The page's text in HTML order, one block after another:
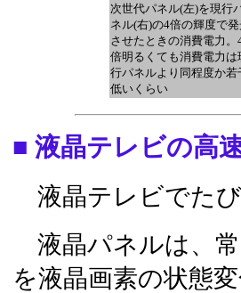
次世代パネル(左)を現行
ネル(右)の4倍の輝度で
させたときの消費電力。
倍明るくても消費電力は
行パネルより同程度か若
低いくらい
■ 液晶テレビの高
液晶テレビでた
液晶パネルは、
を液晶画素の状態